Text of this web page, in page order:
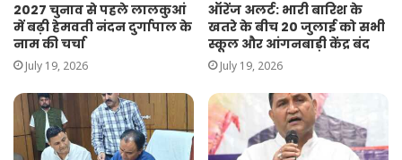
2027 चुनाव से पहले लालकुआं
में बढ़ी हेमवती नंदन दुर्गापाल के
नाम की चर्चा
July 19, 2026
ऑरेंज अलर्ट: भारी बारिश के
खतरे के बीच 20 जुलाई को सभी
स्कूल और आंगनबाड़ी केंद्र बंद
July 19, 2026